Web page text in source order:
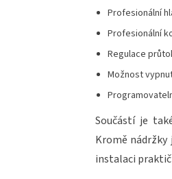
Profesionální
Profesionální
Regulace
Možnost
Součástí je
Kromě nádržky
instalaci